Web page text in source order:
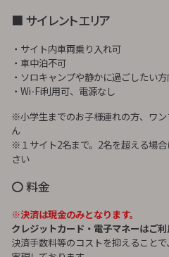
■ サイレントエリア
・サイト内車両乗り入れ可
・車中泊不可
・ソロキャンプや静かに過ごしたい
・Wi-Fi利用可、電源なし
※小学生までのお子様連れの方、ワ
ん
※１サイト2名まで。2名を超える場
さい
〇 料金
※決済は現金のみとなります。
クレジットカード・電子マネーはご利
決済手数料等のコストを抑えること